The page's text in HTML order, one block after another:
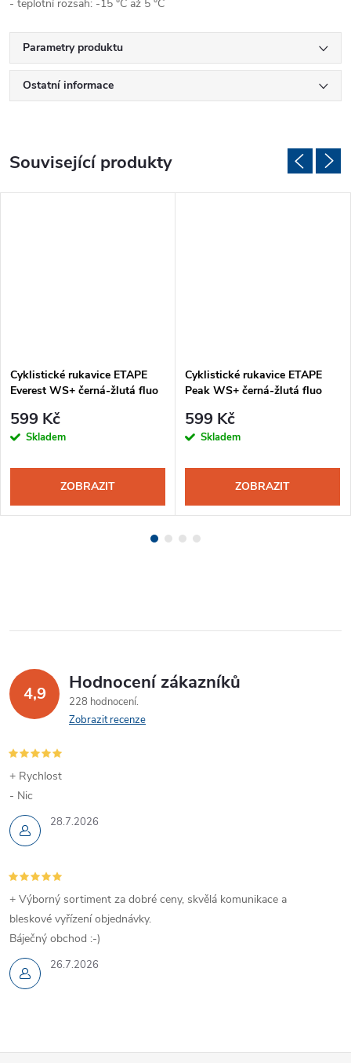
- teplotní rozsah: -15 °C až 5 °C
Parametry produktu
Ostatní informace
Související produkty
Cyklistické rukavice ETAPE
Everest WS+ černá-žlutá fluo
599 Kč
Skladem
ZOBRAZIT
Cyklistické rukavice ETAPE
Peak WS+ černá-žlutá fluo
599 Kč
Skladem
ZOBRAZIT
4,9 Hodnocení zákazníků
228 hodnocení
Zobrazit recenze
28.7.2026
+ Rychlost
- Nic
26.7.2026
+ Výborný sortiment za dobré ceny, skvělá komunikace a
bleskové vyřízení objednávky.
Báječný obchod :-)